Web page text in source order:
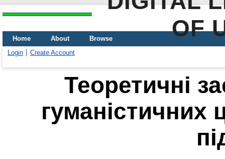
OF
Home About
Browse
Login
Create Account
Теоретичні
гуманістичних